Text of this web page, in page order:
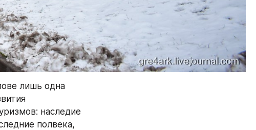
лишь одна
наследие
полвека,